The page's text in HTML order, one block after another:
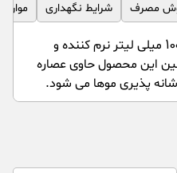
مصرف شرایط نگهداری
روغن گره باز کن مو ویکتوریا رز 100 میلی لیتر نرم کننده و
این محصول حاوی عصاره
پذیری موها می شود.